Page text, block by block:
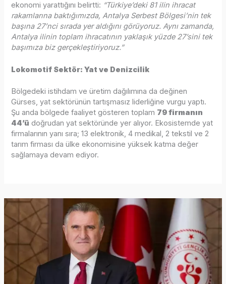
ekonomi yarattığını belirtti: “Türkiye’deki 81 ilin ihracat
rakamlarına baktığımızda, Antalya Serbest Bölgesi’nin tek
başına 27’nci sırada yer aldığını görüyoruz. Aynı zamanda,
Antalya ilinin toplam ihracatının yaklaşık yüzde 27’sini tek
başımıza biz gerçekleştiriyoruz.”
Lokomotif Sektör: Yat ve Denizcilik
Bölgedeki istihdam ve üretim dağılımına da değinen
Gürses, yat sektörünün tartışmasız liderliğine vurgu yaptı.
Şu anda bölgede faaliyet gösteren toplam 79 firmanın
44’ü doğrudan yat sektöründe yer alıyor. Ekosistemde yat
firmalarının yanı sıra; 13 elektronik, 4 medikal, 2 tekstil ve 2
tarım firması da ülke ekonomisine yüksek katma değer
sağlamaya devam ediyor.